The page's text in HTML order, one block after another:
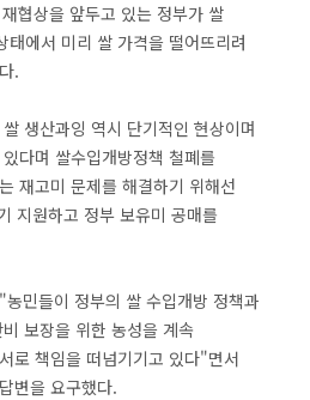
협상을 앞두고 있는 정부가 쌀
태에서 미리 쌀 가격을 떨어뜨리려
.
생산과잉 역시 단기적인 현상이며
다며 쌀수입개방정책 철폐를
재고미 문제를 해결하기 위해선
지원하고 정부 보유미 공매를
민들이 정부의 쌀 수입개방 정책과
보장을 위한 농성을 계속
로 책임을 떠넘기기고 있다"면서
변을 요구했다.